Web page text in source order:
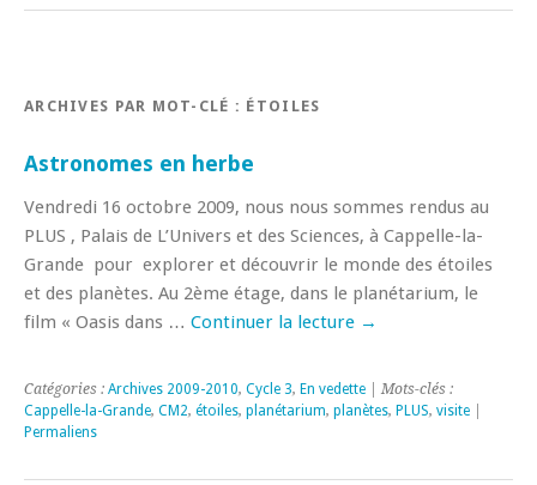
ARCHIVES PAR MOT-CLÉ : ÉTOILES
Astronomes en herbe
Vendredi 16 octobre 2009, nous nous sommes rendus au
PLUS , Palais de L’Univers et des Sciences, à Cappelle-la-
Grande pour explorer et découvrir le monde des étoiles
et des planètes. Au 2ème étage, dans le planétarium, le
film « Oasis dans … Continuer la lecture →
Catégories : Archives 2009-2010, Cycle 3, En vedette | Mots-clés :
Cappelle-la-Grande, CM2, étoiles, planétarium, planètes, PLUS, visite
Permaliens